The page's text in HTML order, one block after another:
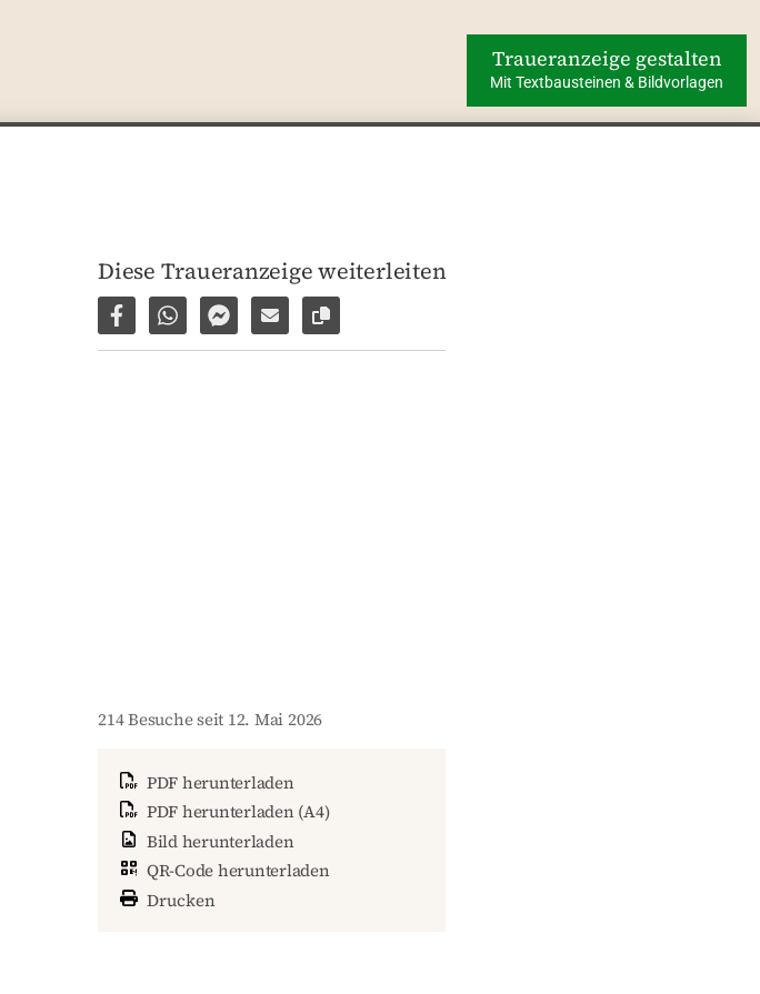
Traueranzeige gestalten
Mit Textbausteinen & Bildvorlagen
Diese Traueranzeige weiterleiten
Auf Facebook teilen
Per WhatsApp weiterleiten
Per Facebook Messenger weiterleiten
Per E-Mail versenden
Link zur Seite kopieren
214 Besuche seit 12. Mai 2026
PDF herunterladen
PDF herunterladen (A4)
Bild herunterladen
QR-Code herunterladen
Drucken